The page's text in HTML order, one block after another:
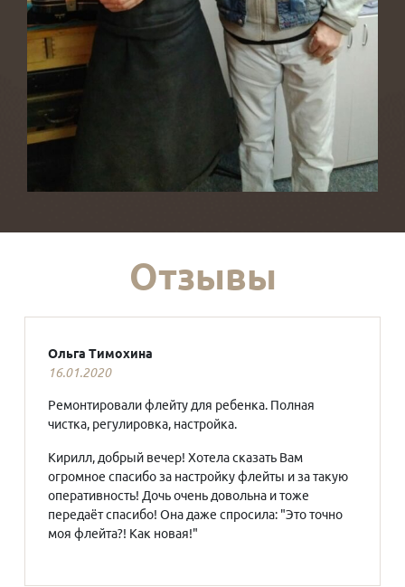
Отзывы
Ольга Тимохина
16.01.2020
Ремонтировали флейту для ребенка. Полная
чистка, регулировка, настройка.
Кирилл, добрый вечер! Хотела сказать Вам
огромное спасибо за настройку флейты и за такую
оперативность! Дочь очень довольна и тоже
передаёт спасибо! Она даже спросила: "Это точно
моя флейта?! Как новая!"